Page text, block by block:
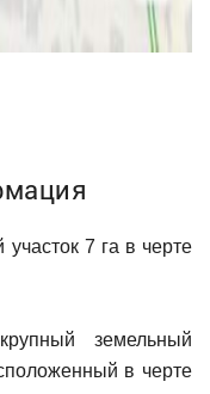
7 га в черте
земельный
в черте